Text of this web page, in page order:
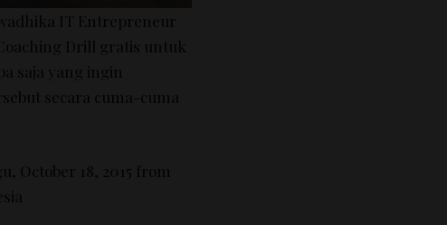
IT Entrepreneur
Drill gratis untuk
saja yang ingin
secara cuma-cuma
October 18, 2015 from